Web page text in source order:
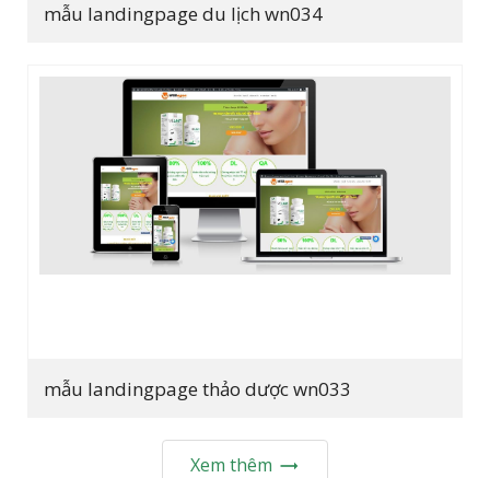
mẫu landingpage du lịch wn034
mẫu landingpage thảo dược wn033
Xem thêm 